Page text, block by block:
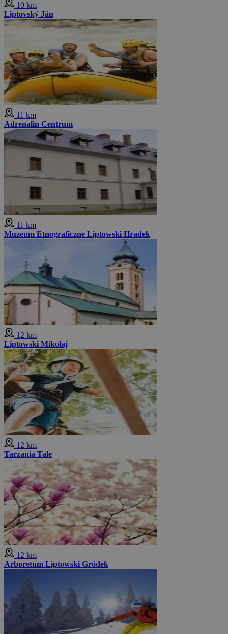
10 km
Liptovský Ján
11 km
Adrenalin Centrum
11 km
Muzeum Etnograficzne Liptowski Hradek
12 km
Liptowski Mikołaj
12 km
Tarzania Tale
12 km
Arboretum Liptowski Gródek